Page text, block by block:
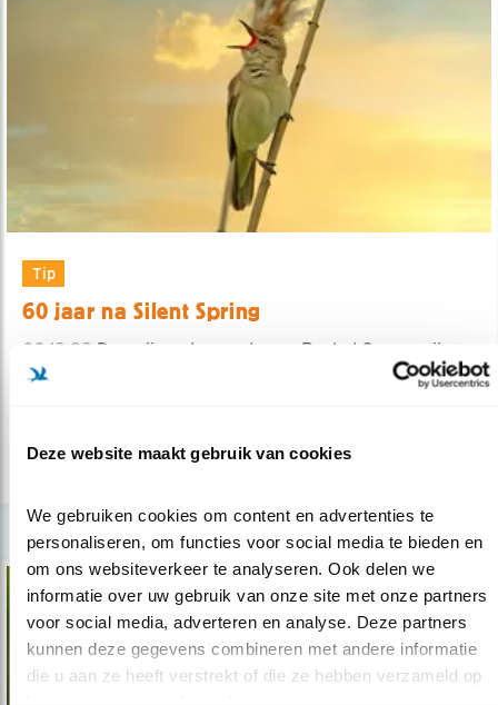
Deze website maakt gebruik van cookies
We gebruiken cookies om content en advertenties te
personaliseren, om functies voor social media te bieden en
om ons websiteverkeer te analyseren. Ook delen we
informatie over uw gebruik van onze site met onze partners
voor social media, adverteren en analyse. Deze partners
kunnen deze gegevens combineren met andere informatie
die u aan ze heeft verstrekt of die ze hebben verzameld op
Tip
60 jaar na Silent Spring
03.12.22 De zwijgende vogels van Rachel Carson zijn
actueler dan ooit.
lees meer